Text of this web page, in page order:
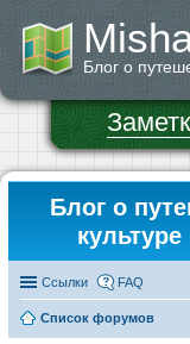
Блог о
Блог о
Ссылки FAQ
Список форумов